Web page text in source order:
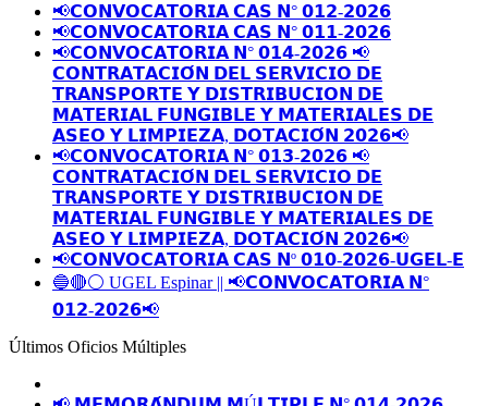
📢𝗖𝗢𝗡𝗩𝗢𝗖𝗔𝗧𝗢𝗥𝗜𝗔 𝗖𝗔𝗦 𝗡° 𝟬𝟭𝟮-𝟮𝟬𝟮𝟲
📢𝗖𝗢𝗡𝗩𝗢𝗖𝗔𝗧𝗢𝗥𝗜𝗔 𝗖𝗔𝗦 𝗡° 𝟬𝟭𝟭-𝟮𝟬𝟮𝟲
📢𝗖𝗢𝗡𝗩𝗢𝗖𝗔𝗧𝗢𝗥𝗜𝗔 𝗡° 𝟬𝟭𝟰-𝟮𝟬𝟮𝟲 📢
𝗖𝗢𝗡𝗧𝗥𝗔𝗧𝗔𝗖𝗜𝗢́𝗡 𝗗𝗘𝗟 𝗦𝗘𝗥𝗩𝗜𝗖𝗜𝗢 𝗗𝗘
𝗧𝗥𝗔𝗡𝗦𝗣𝗢𝗥𝗧𝗘 𝗬 𝗗𝗜𝗦𝗧𝗥𝗜𝗕𝗨𝗖𝗜𝗢𝗡 𝗗𝗘
𝗠𝗔𝗧𝗘𝗥𝗜𝗔𝗟 𝗙𝗨𝗡𝗚𝗜𝗕𝗟𝗘 𝗬 𝗠𝗔𝗧𝗘𝗥𝗜𝗔𝗟𝗘𝗦 𝗗𝗘
𝗔𝗦𝗘𝗢 𝗬 𝗟𝗜𝗠𝗣𝗜𝗘𝗭𝗔, 𝗗𝗢𝗧𝗔𝗖𝗜𝗢́𝗡 𝟮𝟬𝟮𝟲📢
📢𝗖𝗢𝗡𝗩𝗢𝗖𝗔𝗧𝗢𝗥𝗜𝗔 𝗡° 𝟬𝟭𝟯-𝟮𝟬𝟮𝟲 📢
𝗖𝗢𝗡𝗧𝗥𝗔𝗧𝗔𝗖𝗜𝗢́𝗡 𝗗𝗘𝗟 𝗦𝗘𝗥𝗩𝗜𝗖𝗜𝗢 𝗗𝗘
𝗧𝗥𝗔𝗡𝗦𝗣𝗢𝗥𝗧𝗘 𝗬 𝗗𝗜𝗦𝗧𝗥𝗜𝗕𝗨𝗖𝗜𝗢𝗡 𝗗𝗘
𝗠𝗔𝗧𝗘𝗥𝗜𝗔𝗟 𝗙𝗨𝗡𝗚𝗜𝗕𝗟𝗘 𝗬 𝗠𝗔𝗧𝗘𝗥𝗜𝗔𝗟𝗘𝗦 𝗗𝗘
𝗔𝗦𝗘𝗢 𝗬 𝗟𝗜𝗠𝗣𝗜𝗘𝗭𝗔, 𝗗𝗢𝗧𝗔𝗖𝗜𝗢́𝗡 𝟮𝟬𝟮𝟲📢
📢𝗖𝗢𝗡𝗩𝗢𝗖𝗔𝗧𝗢𝗥𝗜𝗔 𝗖𝗔𝗦 𝗡º 𝟬𝟭𝟬-𝟮𝟬𝟮𝟲-𝗨𝗚𝗘𝗟-𝗘
🔵🔴⚪️ UGEL Espinar || 📢𝗖𝗢𝗡𝗩𝗢𝗖𝗔𝗧𝗢𝗥𝗜𝗔 𝗡°
𝟬𝟭𝟮-𝟮𝟬𝟮𝟲📢
Últimos Oficios Múltiples